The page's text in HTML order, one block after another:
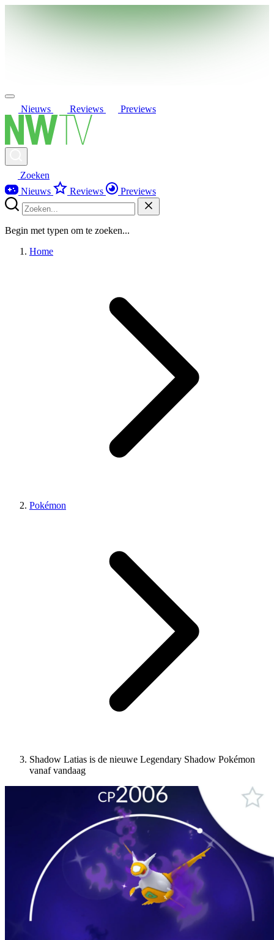
Nieuws Reviews Previews
Zoeken
Nieuws
Reviews Previews
Begin met typen om te zoeken...
Home
Pokémon
Shadow Latias is de nieuwe Legendary Shadow Pokémon
vanaf vandaag